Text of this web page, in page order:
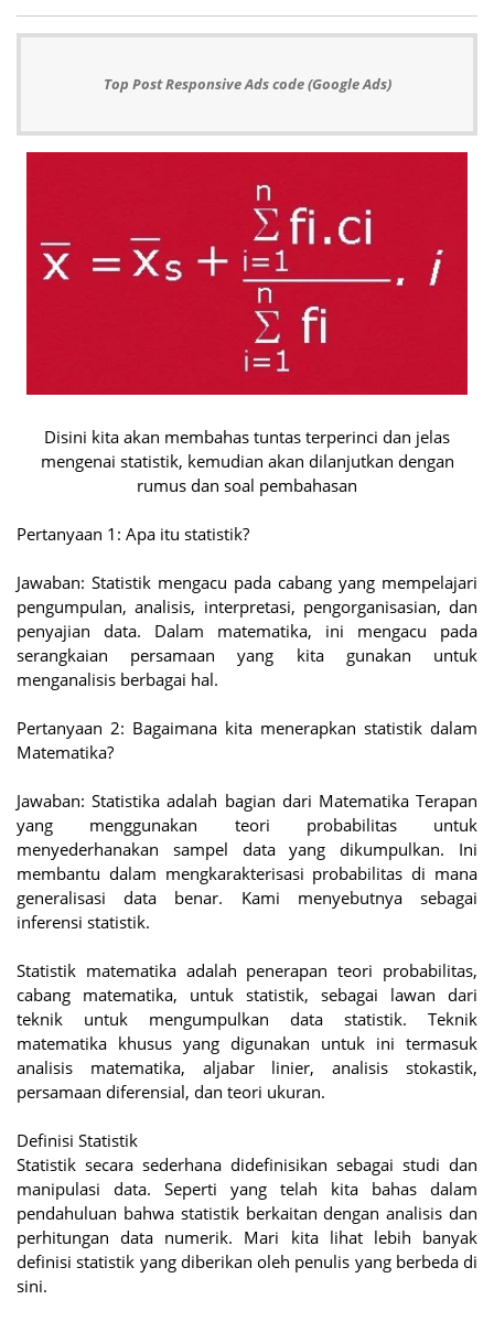
Top Post Responsive Ads code (Google Ads)
Disini kita akan membahas tuntas terperinci dan jelas
mengenai statistik, kemudian akan dilanjutkan dengan
rumus dan soal pembahasan
Pertanyaan 1: Apa itu statistik?
Jawaban: Statistik mengacu pada cabang yang mempelajari
pengumpulan, analisis, interpretasi, pengorganisasian, dan
penyajian data. Dalam matematika, ini mengacu pada
serangkaian persamaan yang kita gunakan untuk
menganalisis berbagai hal.
Pertanyaan 2: Bagaimana kita menerapkan statistik dalam
Matematika?
Jawaban: Statistika adalah bagian dari Matematika Terapan
yang menggunakan teori probabilitas untuk
menyederhanakan sampel data yang dikumpulkan. Ini
membantu dalam mengkarakterisasi probabilitas di mana
generalisasi data benar. Kami menyebutnya sebagai
inferensi statistik.
Statistik matematika adalah penerapan teori probabilitas,
cabang matematika, untuk statistik, sebagai lawan dari
teknik untuk mengumpulkan data statistik. Teknik
matematika khusus yang digunakan untuk ini termasuk
analisis matematika, aljabar linier, analisis stokastik,
persamaan diferensial, dan teori ukuran.
Definisi Statistik
Statistik secara sederhana didefinisikan sebagai studi dan
manipulasi data. Seperti yang telah kita bahas dalam
pendahuluan bahwa statistik berkaitan dengan analisis dan
perhitungan data numerik. Mari kita lihat lebih banyak
definisi statistik yang diberikan oleh penulis yang berbeda di
sini.